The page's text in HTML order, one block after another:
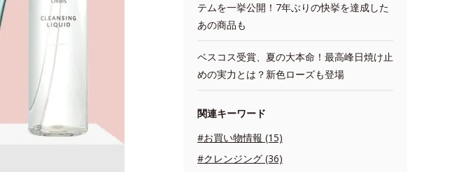
テムを一挙公開！7年ぶりの快挙を達成した
あの商品も
ベスコス受賞、夏の大本命！最高峰日焼け止
めの実力とは？新色ローズも登場
関連キーワード
#お買い物情報 (15)
#クレンジング (36)